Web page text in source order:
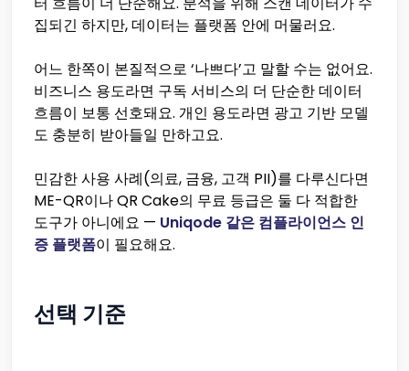
집되긴 하지만, 데이터는 플랫폼 안에 머물러요.
어느 한쪽이 본질적으로 ‘나쁘다’고 말할 수는 없어요.
비즈니스 용도라면 구독 서비스의 더 단순한 데이터
흐름이 보통 선호돼요. 개인 용도라면 광고 기반 모델
도 충분히 받아들일 만하고요.
민감한 사용 사례(의료, 금융, 고객 PII)를 다루신다면
ME-QR이나 QR Cake의 무료 등급은 둘 다 적합한
도구가 아니에요 — Uniqode 같은 컴플라이언스 인
증 플랫폼이 필요해요.
선택 기준